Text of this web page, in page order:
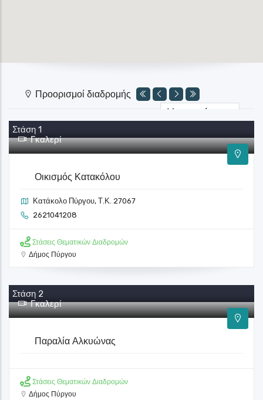
Προορισμοί διαδρομής
Στάση 1
Γκαλερί
Οικισμός Κατακόλου
Κατάκολο Πύργου, Τ.Κ. 27067
2621041208
Στάσεις Θεματικών Διαδρομών
Δήμος Πύργου
Στάση 2
Γκαλερί
Παραλία Αλκυώνας
Στάσεις Θεματικών Διαδρομών
Δήμος Πύργου